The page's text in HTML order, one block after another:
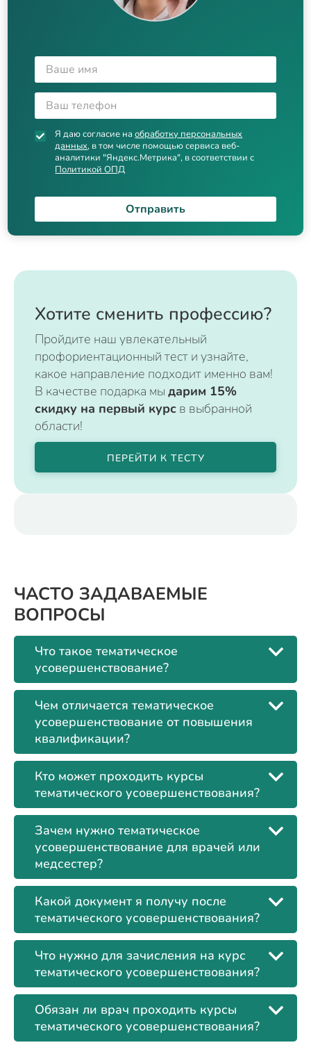
Я даю согласие наобработку персональных
данных, в том числе помощью сервиса веб-
аналитики "Яндекс.Метрика", в соответствии с
Политикой ОПД
Отправить
Хотите сменить профессию?
Пройдите наш увлекательный
профориентационный тест и узнайте,
какое направление подходит именно вам!
В качестве подарка мы дарим 15%
скидку на первый курс в выбранной
области!
ПЕРЕЙТИ К ТЕСТУ
ЧАСТО ЗАДАВАЕМЫЕ
ВОПРОСЫ
Что такое тематическое
усовершенствование?
Чем отличается тематическое
усовершенствование от повышения
квалификации?
Кто может проходить курсы
тематического усовершенствования?
Зачем нужно тематическое
усовершенствование для врачей или
медсестер?
Какой документ я получу после
тематического усовершенствования?
Что нужно для зачисления на курс
тематического усовершенствования?
Обязан ли врач проходить курсы
тематического усовершенствования?